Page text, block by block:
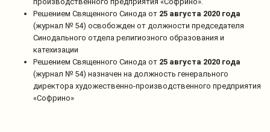
Решением Священного Синода от 25 августа 2020 года
(журнал № 54) освобожден от должности председателя
Синодального отдела религиозного образования и
катехизации
Решением Священного Синода от 25 августа 2020 года
(журнал № 54) назначен на должность генерального
директора художественно-производственного предприятия
«Софрино»